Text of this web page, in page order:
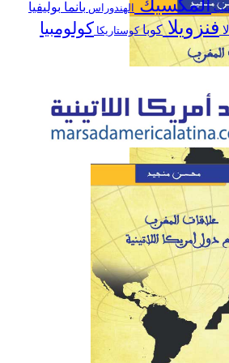
مع
المكسيك الهندوراس بانما بوليفيا
فنزويلاكوباكوستاريكا كولومبيا